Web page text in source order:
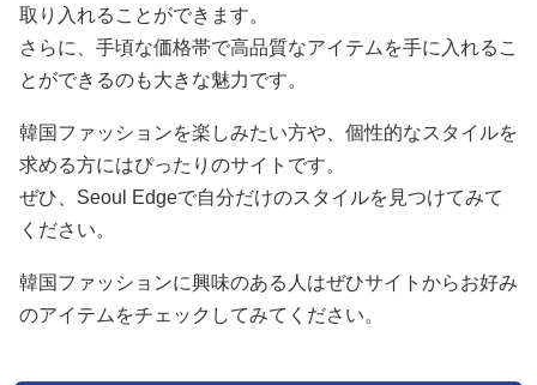
取り入れることができます。
さらに、手頃な価格帯で高品質なアイテムを手に入れるこ
とができるのも大きな魅力です。
韓国ファッションを楽しみたい方や、個性的なスタイルを
求める方にはぴったりのサイトです。
ぜひ、Seoul Edgeで自分だけのスタイルを見つけてみて
ください。
韓国ファッションに興味のある人はぜひサイトからお好み
のアイテムをチェックしてみてください。